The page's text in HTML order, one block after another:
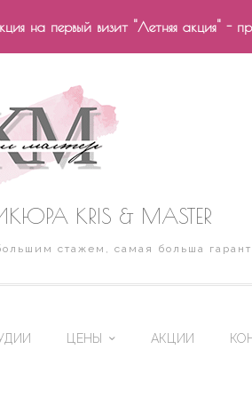
KRIS & MASTER
стажем, самая больша
ЦЕНЫ АКЦИИ
на первый визит "Летняя акция" -